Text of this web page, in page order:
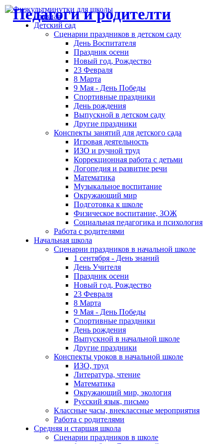
Главная
Детский сад
Сценарии праздников в детском саду
День Воспитателя
Праздник осени
Новый год, Рождество
23 Февраля
8 Марта
9 Мая - День Победы
Спортивные праздники
День рождения
Выпускной в детском саду
Другие праздники
Конспекты занятий для детского сада
Игровая деятельность
ИЗО и ручной труд
Коррекционная работа с детьми
Логопедия и развитие речи
Математика
Музыкальное воспитание
Окружающий мир
Подготовка к школе
Физическое воспитание, ЗОЖ
Социальная педагогика и психология
Работа с родителями
Начальная школа
Сценарии праздников в начальной школе
1 сентября - День знаний
День Учителя
Праздник осени
Новый год, Рождество
23 Февраля
8 Марта
9 Мая - День Победы
Спортивные праздники
День рождения
Выпускной в начальной школе
Другие праздники
Конспекты уроков в начальной школе
ИЗО, труд
Литература, чтение
Математика
Окружающий мир, экология
Русский язык, письмо
Классные часы, внеклассные мероприятия
Работа с родителями
Средняя и старшая школа
Сценарии праздников в школе